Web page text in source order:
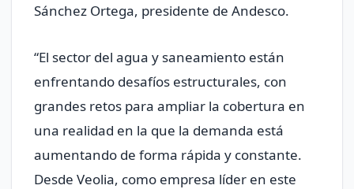
Sánchez Ortega, presidente de Andesco.
“El sector del agua y saneamiento están
enfrentando desafíos estructurales, con
grandes retos para ampliar la cobertura en
una realidad en la que la demanda está
aumentando de forma rápida y constante.
Desde Veolia, como empresa líder en este